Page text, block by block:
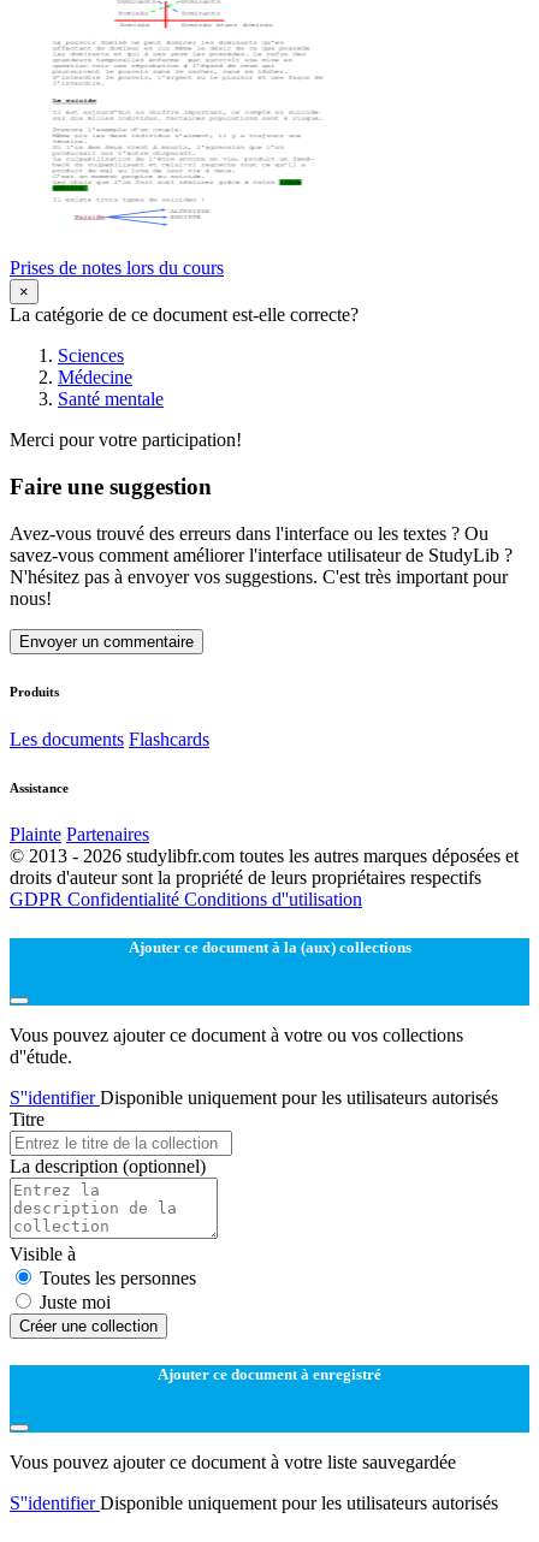
Prises de notes lors du cours
×
La catégorie de ce document est-elle correcte?
Sciences
Médecine
Santé mentale
Merci pour votre participation!
Faire une suggestion
Avez-vous trouvé des erreurs dans l'interface ou les textes ? Ou
savez-vous comment améliorer l'interface utilisateur de StudyLib ?
N'hésitez pas à envoyer vos suggestions. C'est très important pour
nous!
Envoyer un commentaire
Produits
Les documents Flashcards
Assistance
Plainte Partenaires
© 2013 - 2026 studylibfr.com toutes les autres marques déposées et
droits d'auteur sont la propriété de leurs propriétaires respectifs
GDPR Confidentialité Conditions d''utilisation
Ajouter ce document à la (aux) collections
Vous pouvez ajouter ce document à votre ou vos collections
d''étude.
S''identifierDisponible uniquement pour les utilisateurs autorisés
Titre
La description (optionnel)
Visible à
Toutes les personnes
Juste moi
Créer une collection
Ajouter ce document à enregistré
Vous pouvez ajouter ce document à votre liste sauvegardée
S''identifierDisponible uniquement pour les utilisateurs autorisés